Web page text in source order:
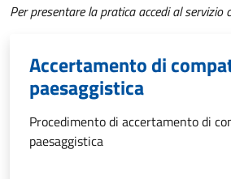
Per presentare la pratica accedi al servizio
Accertamento di
paesaggistica
Procedimento di accertamento di
paesaggistica